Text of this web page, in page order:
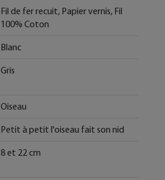
Fil de fer recuit, Papier vernis, Fil
100% Coton
Blanc
Gris
Oiseau
Petit à petit l'oiseau fait son nid
8 et 22 cm